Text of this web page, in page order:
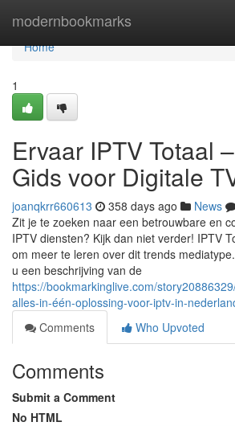
modernbookmarks
Home
Home
1
Ervaar IPTV Totaal
Gids voor Digitale
joanqkrr660613 358 days ago News
Zit je te zoeken naar een betrouwbare en
IPTV diensten? Kijk dan niet verder! IPTV
om meer te leren over dit trends
u een beschrijving van de
https://bookmarkinglive.com/
alles-in-één-oplossing-voor-iptv-in-
Comments
Who Upvoted
Comments
Submit a Comment
No HTML